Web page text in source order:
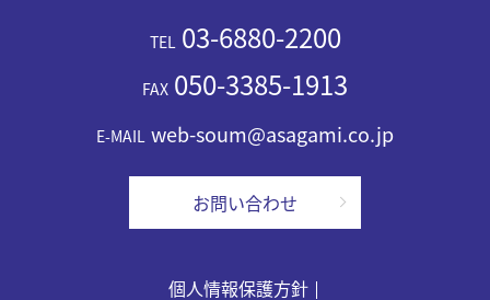
TEL 03-6880-2200
FAX 050-3385-1913
E-MAIL web-soum@asagami.co.jp
お問い合わせ
個人情報保護方針